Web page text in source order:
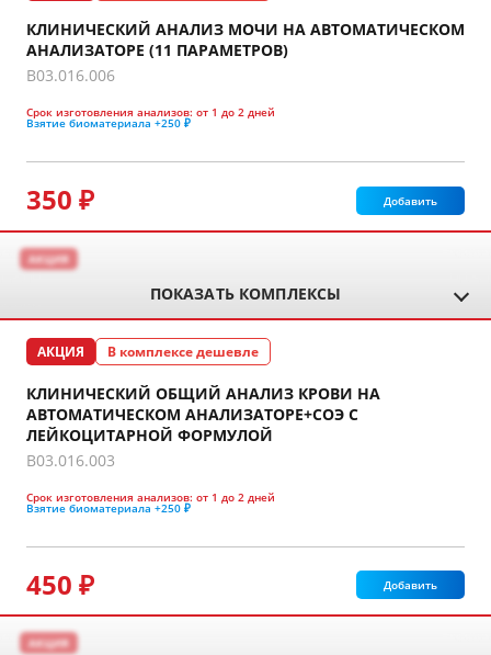
КЛИНИЧЕСКИЙ АНАЛИЗ МОЧИ НА АВТОМАТИЧЕСКОМ
АНАЛИЗАТОРЕ (11 ПАРАМЕТРОВ)
B03.016.006
Срок изготовления анализов: от 1 до 2 дней
Взятие биоматериала +250 ₽
350 ₽ Добавить
АКЦИЯ
ПОКАЗАТЬ КОМПЛЕКСЫ
АКЦИЯ В комплексе дешевле
КЛИНИЧЕСКИЙ ОБЩИЙ АНАЛИЗ КРОВИ НА
АВТОМАТИЧЕСКОМ АНАЛИЗАТОРЕ+СОЭ С
ЛЕЙКОЦИТАРНОЙ ФОРМУЛОЙ
B03.016.003
Срок изготовления анализов: от 1 до 2 дней
Взятие биоматериала +250 ₽
450 ₽ Добавить
АКЦИЯ